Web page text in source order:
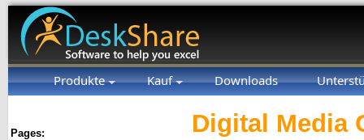
Produkte Kauf Downloads
Pages: Digital Media